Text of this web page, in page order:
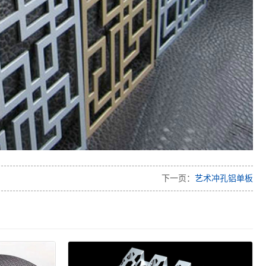
下一页： 艺术冲孔铝单板